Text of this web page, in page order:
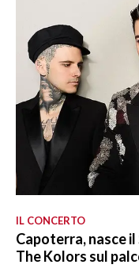
IL CONCERTO
Capoterra, nasce
The Kolors sul